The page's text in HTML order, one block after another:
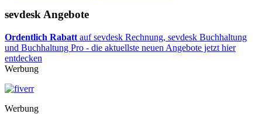
sevdesk Angebote
Ordentlich Rabatt auf sevdesk Rechnung, sevdesk Buchhaltung
und Buchhaltung Pro - die aktuellste neuen Angebote jetzt hier
entdecken
Werbung
Werbung